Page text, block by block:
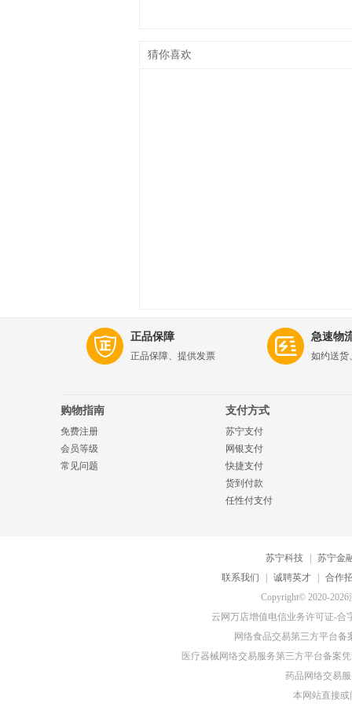
猜你喜欢
正品保障
正品保障、提供发票
急速物
如约送货
购物指南
免费注册
会员等级
常见问题
支付方式
苏宁支付
网银支付
快捷支付
货到付款
任性付支付
苏宁科技
苏宁金
联系我们
诚聘英才
合作
Copyright© 2020-
云网万店增值电信业务许可证-合
网络食品交易第三方平台备
医疗器械网络交易服务第三方平台备案
药品网络交易
本网站直接